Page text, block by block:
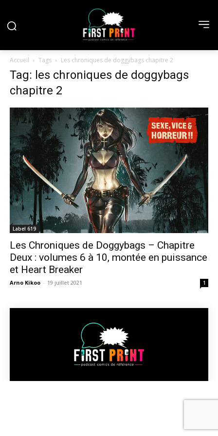
Accueil Tags Les chroniques de doggybags chapitre 2
Tag: les chroniques de doggybags
chapitre 2
Label 619
Les Chroniques de Doggybags – Chapitre
Deux : volumes 6 à 10, montée en puissance
et Heart Breaker
Arno Kikoo - 19 juillet 2021 1